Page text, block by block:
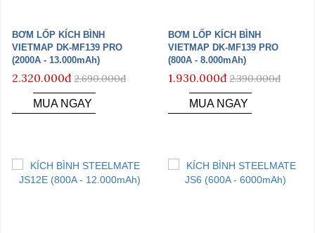
BƠM LỐP KÍCH BÌNH
VIETMAP DK-MF139 PRO
(2000A - 13.000mAh)
2.320.000đ 2.690.000đ
MUA NGAY
BƠM LỐP KÍCH BÌNH
VIETMAP DK-MF139 PRO
(800A - 8.000mAh)
1.930.000đ 2.390.000đ
MUA NGAY